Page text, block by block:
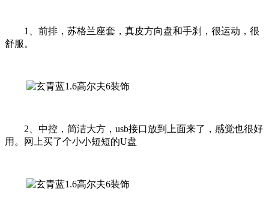
1、前排，苏格兰座套，真皮方向盘和手刹，很运动，很
舒服。
2、中控，简洁大方，usb接口放到上面来了，感觉也很好
用。网上买了个小小短短的U盘